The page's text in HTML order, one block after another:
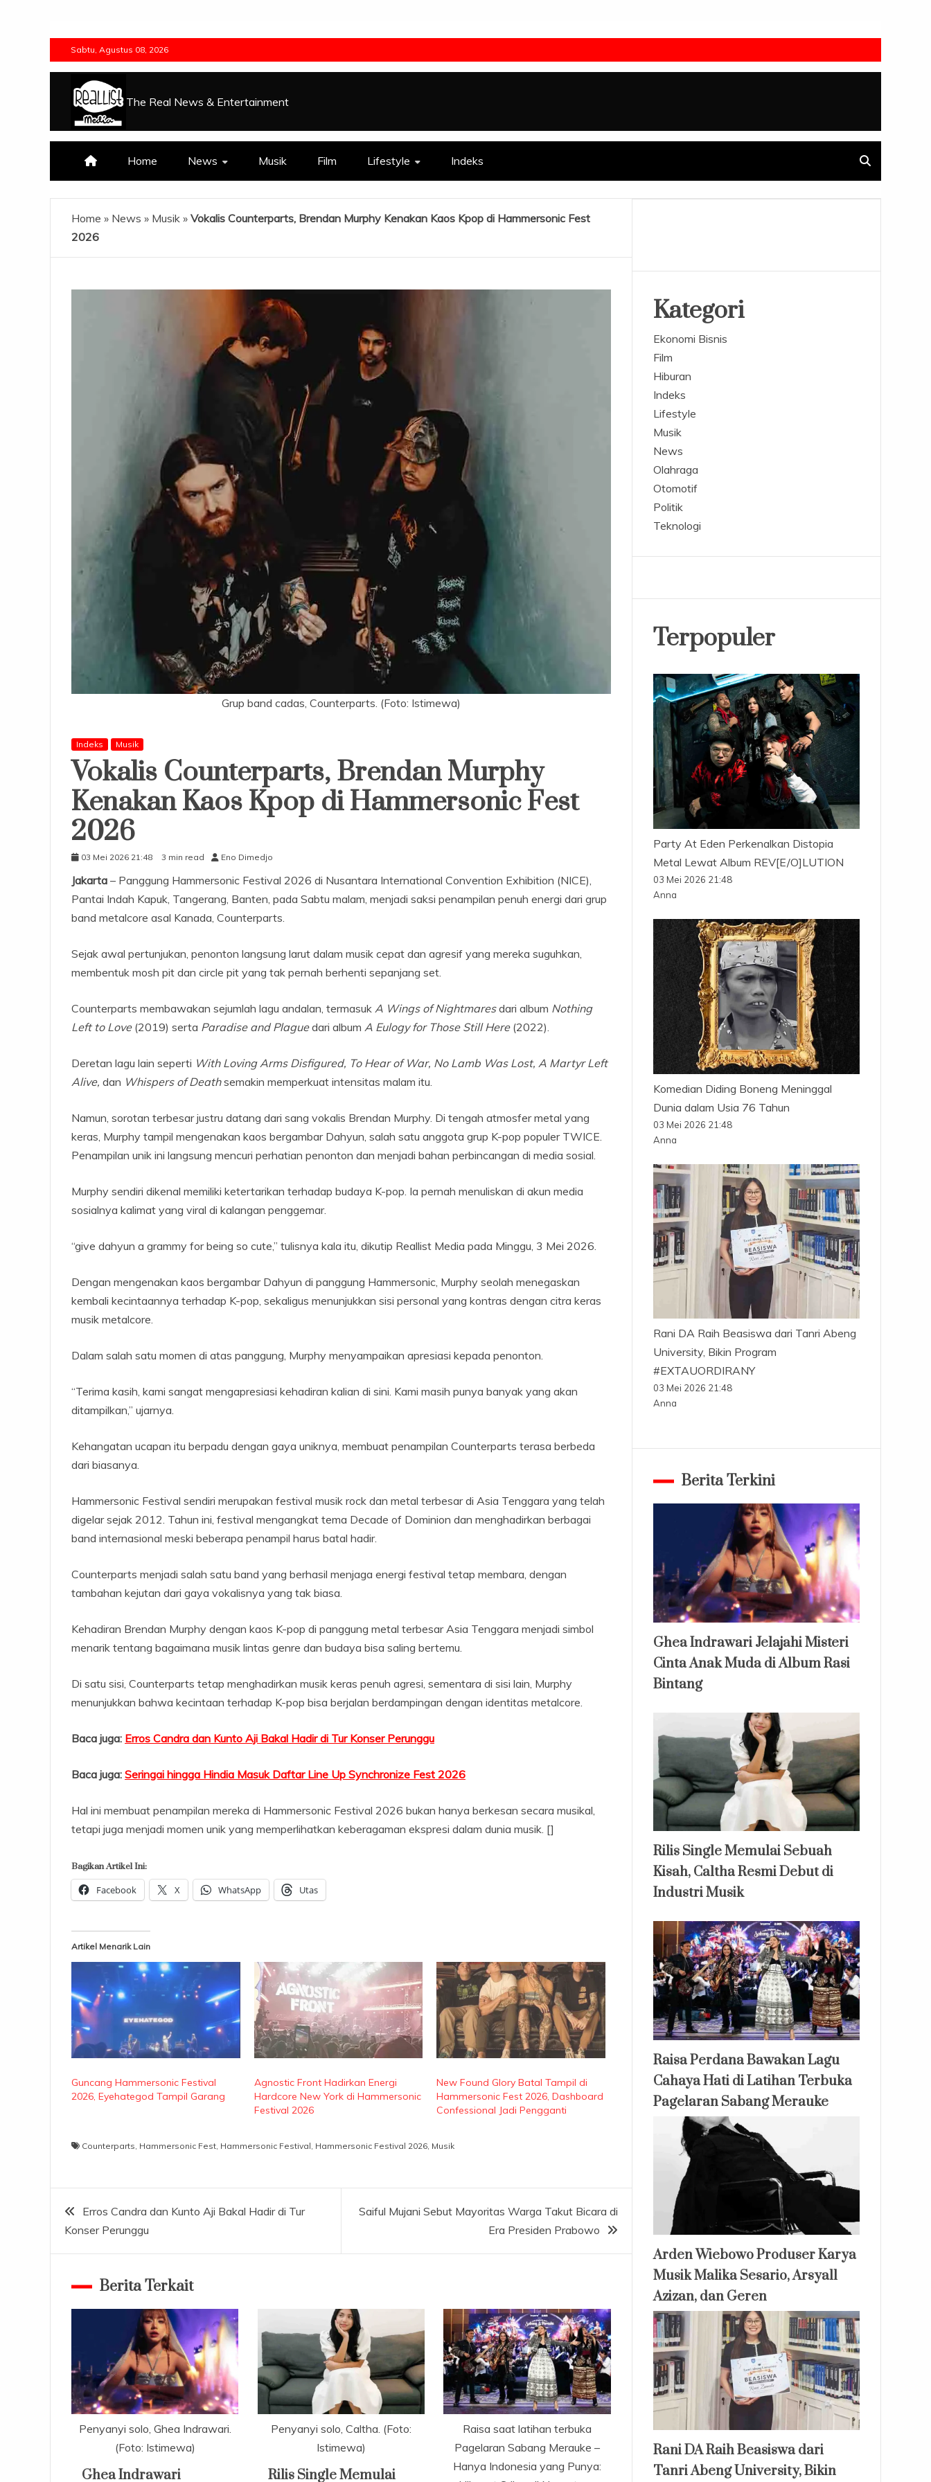
Sabtu, Agustus 08, 2026
The Real News & Entertainment
Home News Musik Film Lifestyle Indeks
Home » News » Musik » Vokalis Counterparts, Brendan Murphy Kenakan Kaos Kpop di Hammersonic Fest
2026
Grup band cadas, Counterparts. (Foto: Istimewa)
Indeks Musik
Vokalis Counterparts, Brendan Murphy
Kenakan Kaos Kpop di Hammersonic Fest
2026
03 Mei 2026 21:48 3 min read Eno Dimedjo
Jakarta – Panggung Hammersonic Festival 2026 di Nusantara International Convention Exhibition (NICE),
Pantai Indah Kapuk, Tangerang, Banten, pada Sabtu malam, menjadi saksi penampilan penuh energi dari grup
band metalcore asal Kanada, Counterparts.
Sejak awal pertunjukan, penonton langsung larut dalam musik cepat dan agresif yang mereka suguhkan,
membentuk mosh pit dan circle pit yang tak pernah berhenti sepanjang set.
Counterparts membawakan sejumlah lagu andalan, termasuk A Wings of Nightmaresdari album Nothing
Left to Love(2019) serta Paradise and Plaguedari album A Eulogy for Those Still Here(2022).
Deretan lagu lain seperti With Loving Arms Disfigured, To Hear of War, No Lamb Was Lost, A Martyr Left
Alive, dan Whispers of Deathsemakin memperkuat intensitas malam itu.
Namun, sorotan terbesar justru datang dari sang vokalis Brendan Murphy. Di tengah atmosfer metal yang
keras, Murphy tampil mengenakan kaos bergambar Dahyun, salah satu anggota grup K-pop populer TWICE.
Penampilan unik ini langsung mencuri perhatian penonton dan menjadi bahan perbincangan di media sosial.
Murphy sendiri dikenal memiliki ketertarikan terhadap budaya K-pop. Ia pernah menuliskan di akun media
sosialnya kalimat yang viral di kalangan penggemar.
“give dahyun a grammy for being so cute,” tulisnya kala itu, dikutip Reallist Media pada Minggu, 3 Mei 2026.
Dengan mengenakan kaos bergambar Dahyun di panggung Hammersonic, Murphy seolah menegaskan
kembali kecintaannya terhadap K-pop, sekaligus menunjukkan sisi personal yang kontras dengan citra keras
musik metalcore.
Dalam salah satu momen di atas panggung, Murphy menyampaikan apresiasi kepada penonton.
“Terima kasih, kami sangat mengapresiasi kehadiran kalian di sini. Kami masih punya banyak yang akan
ditampilkan,” ujarnya.
Kehangatan ucapan itu berpadu dengan gaya uniknya, membuat penampilan Counterparts terasa berbeda
dari biasanya.
Hammersonic Festival sendiri merupakan festival musik rock dan metal terbesar di Asia Tenggara yang telah
digelar sejak 2012. Tahun ini, festival mengangkat tema Decade of Dominion dan menghadirkan berbagai
band internasional meski beberapa penampil harus batal hadir.
Counterparts menjadi salah satu band yang berhasil menjaga energi festival tetap membara, dengan
tambahan kejutan dari gaya vokalisnya yang tak biasa.
Kehadiran Brendan Murphy dengan kaos K-pop di panggung metal terbesar Asia Tenggara menjadi simbol
menarik tentang bagaimana musik lintas genre dan budaya bisa saling bertemu.
Di satu sisi, Counterparts tetap menghadirkan musik keras penuh agresi, sementara di sisi lain, Murphy
menunjukkan bahwa kecintaan terhadap K-pop bisa berjalan berdampingan dengan identitas metalcore.
Baca juga: Erros Candra dan Kunto Aji Bakal Hadir di Tur Konser Perunggu
Baca juga: Seringai hingga Hindia Masuk Daftar Line Up Synchronize Fest 2026
Hal ini membuat penampilan mereka di Hammersonic Festival 2026 bukan hanya berkesan secara musikal,
tetapi juga menjadi momen unik yang memperlihatkan keberagaman ekspresi dalam dunia musik. []
Bagikan Artikel Ini:
Facebook X WhatsApp Utas
Artikel Menarik Lain
Guncang Hammersonic Festival
2026, Eyehategod Tampil Garang
Agnostic Front Hadirkan Energi
Hardcore New York di Hammersonic
Festival 2026
New Found Glory Batal Tampil di
Hammersonic Fest 2026, Dashboard
Confessional Jadi Pengganti
Counterparts, Hammersonic Fest, Hammersonic Festival, Hammersonic Festival 2026, Musik
Navigasi
pos
Erros Candra dan Kunto Aji Bakal Hadir di Tur
Konser Perunggu
Saiful Mujani Sebut Mayoritas Warga Takut Bicara di
Era Presiden Prabowo
Berita Terkait
Penyanyi solo, Ghea Indrawari.
(Foto: Istimewa)
Ghea Indrawari
Penyanyi solo, Caltha. (Foto:
Istimewa)
Rilis Single Memulai
Raisa saat latihan terbuka
Pagelaran Sabang Merauke –
Hanya Indonesia yang Punya:
Kategori
Ekonomi Bisnis
Film
Hiburan
Indeks
Lifestyle
Musik
News
Olahraga
Otomotif
Politik
Teknologi
Terpopuler
Party At Eden Perkenalkan Distopia
Metal Lewat Album REV[E/O]LUTION
03 Mei 2026 21:48
Anna
Komedian Diding Boneng Meninggal
Dunia dalam Usia 76 Tahun
03 Mei 2026 21:48
Anna
Rani DA Raih Beasiswa dari Tanri Abeng
University, Bikin Program
#EXTAUORDIRANY
03 Mei 2026 21:48
Anna
Berita Terkini
Ghea Indrawari Jelajahi Misteri
Cinta Anak Muda di Album Rasi
Bintang
Rilis Single Memulai Sebuah
Kisah, Caltha Resmi Debut di
Industri Musik
Raisa Perdana Bawakan Lagu
Cahaya Hati di Latihan Terbuka
Pagelaran Sabang Merauke
Arden Wiebowo Produser Karya
Musik Malika Sesario, Arsyall
Azizan, dan Geren
Rani DA Raih Beasiswa dari
Tanri Abeng University, Bikin